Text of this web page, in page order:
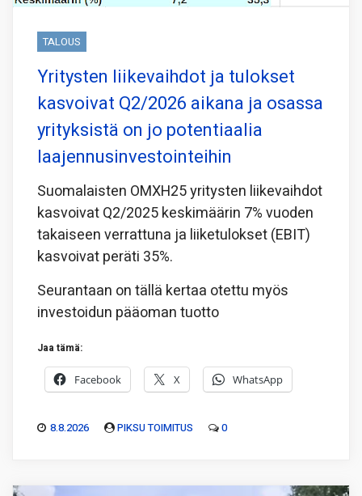
TALOUS
Yritysten liikevaihdot ja tulokset
kasvoivat Q2/2026 aikana ja osassa
yrityksistä on jo potentiaalia
laajennusinvestointeihin
Suomalaisten OMXH25 yritysten liikevaihdot
kasvoivat Q2/2025 keskimäärin 7% vuoden
takaiseen verrattuna ja liiketulokset (EBIT)
kasvoivat peräti 35%.
Seurantaan on tällä kertaa otettu myös
investoidun pääoman tuotto
Jaa tämä:
Facebook X WhatsApp
8.8.2026 PIKSU TOIMITUS 0